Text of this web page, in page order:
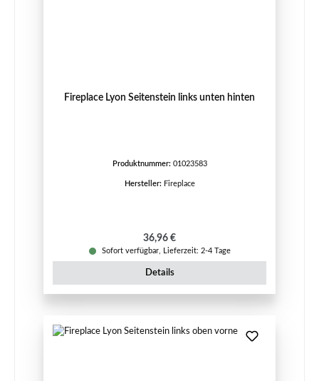
Fireplace Lyon Seitenstein links unten hinten
Produktnummer: 01023583
Hersteller: Fireplace
Regulärer Preis:
36,96 €
Sofort verfügbar, Lieferzeit: 2-4 Tage
Details